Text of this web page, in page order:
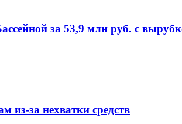
за 53,9 млн руб. с
из-за нехватки средств